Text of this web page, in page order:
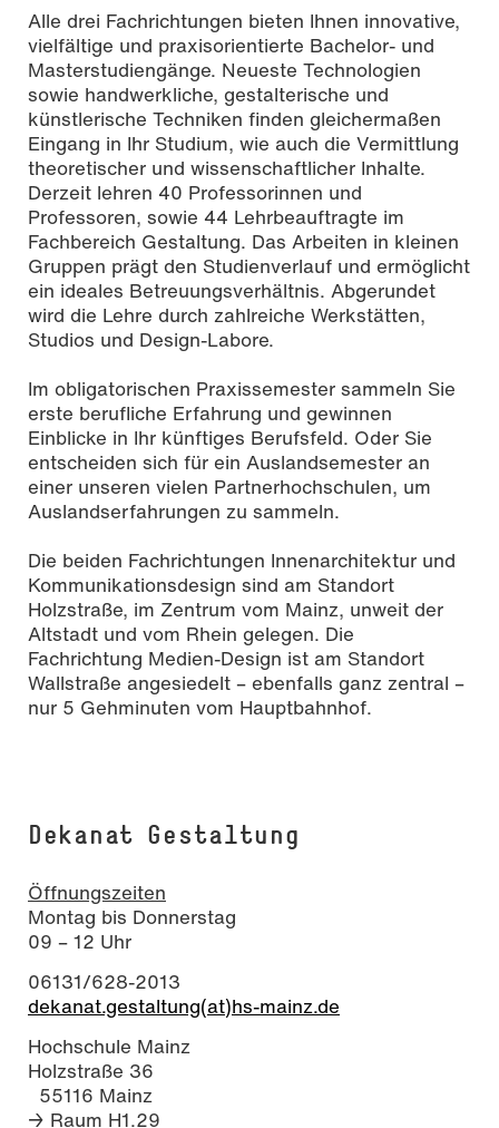
Alle drei Fachrichtungen bieten Ihnen innovative,
vielfältige und praxisorientierte Bachelor- und
Masterstudiengänge. Neueste Technologien
sowie handwerkliche, gestalterische und
künstlerische Techniken finden gleichermaßen
Eingang in Ihr Studium, wie auch die Vermittlung
theoretischer und wissenschaftlicher Inhalte.
Derzeit lehren 40 Professorinnen und
Professoren, sowie 44 Lehrbeauftragte im
Fachbereich Gestaltung. Das Arbeiten in kleinen
Gruppen prägt den Studienverlauf und ermöglicht
ein ideales Betreuungsverhältnis. Abgerundet
wird die Lehre durch zahlreiche Werkstätten,
Studios und Design-Labore.
Im obligatorischen Praxissemester sammeln Sie
erste berufliche Erfahrung und gewinnen
Einblicke in Ihr künftiges Berufsfeld. Oder Sie
entscheiden sich für ein Auslandsemester an
einer unseren vielen Partnerhochschulen, um
Auslandserfahrungen zu sammeln.
Die beiden Fachrichtungen Innenarchitektur und
Kommunikationsdesign sind am Standort
Holzstraße, im Zentrum vom Mainz, unweit der
Altstadt und vom Rhein gelegen. Die
Fachrichtung Medien-Design ist am Standort
Wallstraße angesiedelt – ebenfalls ganz zentral –
nur 5 Gehminuten vom Hauptbahnhof.
Dekanat Gestaltung
Öffnungszeiten
Montag bis Donnerstag
09 – 12 Uhr
06131/628-2013
dekanat.gestaltung(at)hs-mainz.de
Hochschule Mainz
Holzstraße 36
55116 Mainz
→ Raum H1.29